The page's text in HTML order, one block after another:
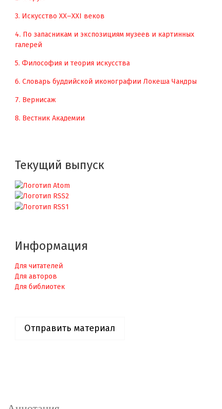
3. Искусство XX–XXI веков
4. По запасникам и экспозициям музеев и картинных
галерей
5. Философия и теория искусства
6. Словарь буддийской иконографии Локеша Чандры
7. Вернисаж
8. Вестник Академии
Текущий выпуск
Информация
Для читателей
Для авторов
Для библиотек
Отправить материал